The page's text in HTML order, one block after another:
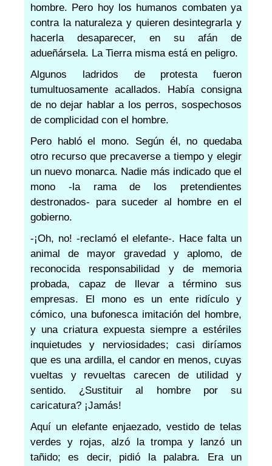
hombre. Pero hoy los humanos combaten ya
contra la naturaleza y quieren desintegrarla y
hacerla desaparecer, en su afán de
adueñársela. La Tierra misma está en peligro.
Algunos ladridos de protesta fueron
tumultuosamente acallados. Había consigna
de no dejar hablar a los perros, sospechosos
de complicidad con el hombre.
Pero habló el mono. Según él, no quedaba
otro recurso que precaverse a tiempo y elegir
un nuevo monarca. Nadie más indicado que el
mono -la rama de los pretendientes
destronados- para suceder al hombre en el
gobierno.
-¡Oh, no! -reclamó el elefante-. Hace falta un
animal de mayor gravedad y aplomo, de
reconocida responsabilidad y de memoria
probada, capaz de llevar a término sus
empresas. El mono es un ente ridículo y
cómico, una bufonesca imitación del hombre,
y una criatura expuesta siempre a estériles
inquietudes y nerviosidades; casi diríamos
que es una ardilla, el candor en menos, cuyas
vueltas y revueltas carecen de utilidad y
sentido. ¿Sustituir al hombre por su
caricatura? ¡Jamás!
Aquí un elefante enjaezado, vestido de telas
verdes y rojas, alzó la trompa y lanzó un
tañido; es decir, pidió la palabra. Era un